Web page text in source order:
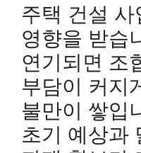
주택 건설
영향을 받습
연기되면 조
부담이 커지
불만이 쌓입
초기 예상과